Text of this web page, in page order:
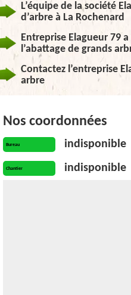
L’équipe de la société
d’arbre à La Rochenard
Entreprise Elagueur 79
l’abattage de grands
Contactez l’entreprise
arbre
Nos coordonnées
Bureau indisponible
Chantier indisponible